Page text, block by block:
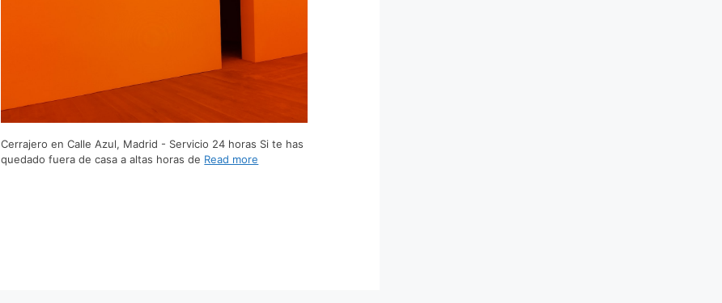
Cerrajero en Calle Azul, Madrid - Servicio 24 horas Si te has
quedado fuera de casa a altas horas de Read more